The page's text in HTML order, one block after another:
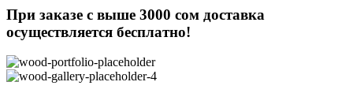
При заказе с выше 3000 сом доставка
осуществляется бесплатно!